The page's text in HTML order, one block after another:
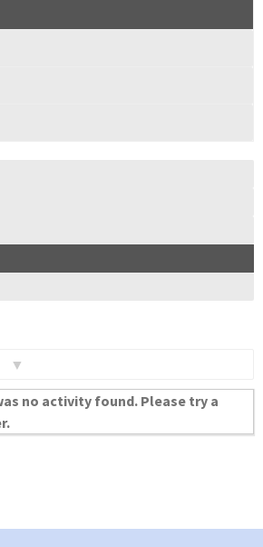
no activity found. Please try a